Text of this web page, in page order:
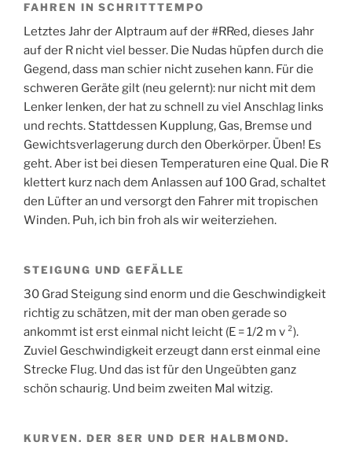
FAHREN IN SCHRITTTEMPO
Letztes Jahr der Alptraum auf der #RRed, dieses Jahr
auf der R nicht viel besser. Die Nudas hüpfen durch die
Gegend, dass man schier nicht zusehen kann. Für die
schweren Geräte gilt (neu gelernt): nur nicht mit dem
Lenker lenken, der hat zu schnell zu viel Anschlag links
und rechts. Stattdessen Kupplung, Gas, Bremse und
Gewichtsverlagerung durch den Oberkörper. Üben! Es
geht. Aber ist bei diesen Temperaturen eine Qual. Die R
klettert kurz nach dem Anlassen auf 100 Grad, schaltet
den Lüfter an und versorgt den Fahrer mit tropischen
Winden. Puh, ich bin froh als wir weiterziehen.
STEIGUNG UND GEFÄLLE
30 Grad Steigung sind enorm und die Geschwindigkeit
richtig zu schätzen, mit der man oben gerade so
ankommt ist erst einmal nicht leicht (E = 1/2 m v ²).
Zuviel Geschwindigkeit erzeugt dann erst einmal eine
Strecke Flug. Und das ist für den Ungeübten ganz
schön schaurig. Und beim zweiten Mal witzig.
KURVEN. DER 8ER UND DER HALBMOND.